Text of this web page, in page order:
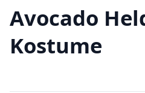
Avocado
Kostume